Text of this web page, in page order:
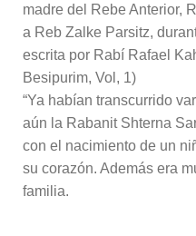
madre del Rebe Anterior,
a Reb Zalke Parsitz,
escrita por Rabí Rafael
Besipurim, Vol, 1)
“Ya habían transcurrido
aún la Rabanit Shterna
con el nacimiento de un
su corazón. Además era
familia.